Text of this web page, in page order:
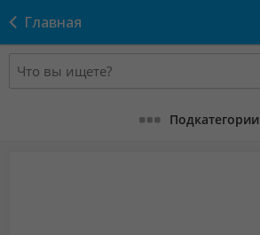
Главная
Подкатегории